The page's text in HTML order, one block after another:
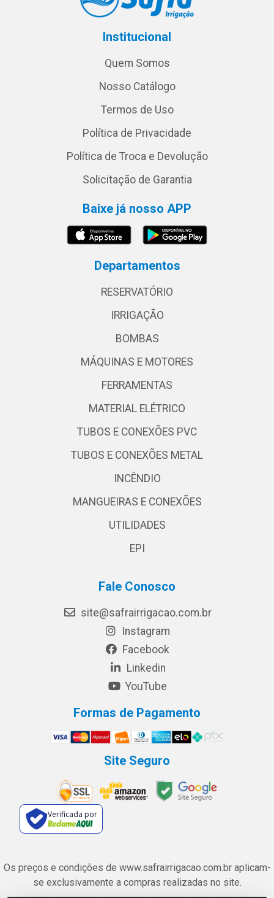
Institucional
Quem Somos
Nosso Catálogo
Termos de Uso
Política de Privacidade
Política de Troca e Devolução
Solicitação de Garantia
Baixe já nosso APP
Departamentos
RESERVATÓRIO
IRRIGAÇÃO
BOMBAS
MÁQUINAS E MOTORES
FERRAMENTAS
MATERIAL ELÉTRICO
TUBOS E CONEXÕES PVC
TUBOS E CONEXÕES METAL
INCÊNDIO
MANGUEIRAS E CONEXÕES
UTILIDADES
EPI
Fale Conosco
site@safrairrigacao.com.br
Instagram
Facebook
Linkedin
YouTube
Formas de Pagamento
Site Seguro
Verificada por
Os preços e condições de www.safrairrigacao.com.br aplicam-
se exclusivamente a compras realizadas no site.